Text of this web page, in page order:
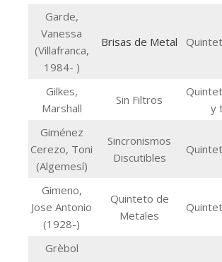
Garde,
Vanessa
(Villafranca,
1984- )
Brisas de Metal
Gilkes,
Marshall
Sin Filtros
y
Giménez
Cerezo, Toni
(Algemesí)
Sincronismos
Discutibles
Gimeno,
Jose Antonio
(1928-)
Quinteto de
Metales
Grèbol